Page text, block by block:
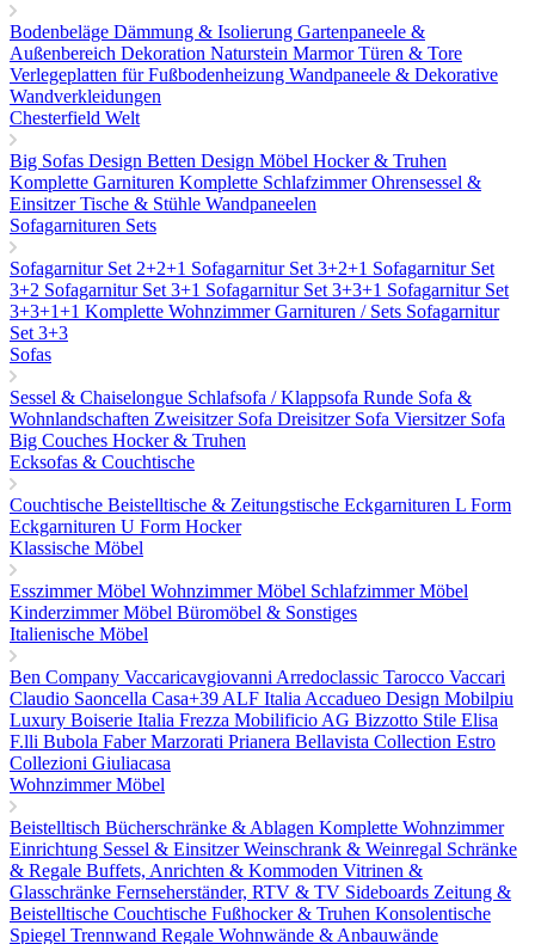
Bodenbeläge Dämmung & Isolierung Gartenpaneele &
Außenbereich Dekoration Naturstein MarmorTüren & Tore
Verlegeplatten für Fußbodenheizung Wandpaneele & Dekorative
Wandverkleidungen
Chesterfield Welt
Big Sofas Design Betten Design Möbel Hocker & Truhen
Komplette Garnituren Komplette SchlafzimmerOhrensessel &
EinsitzerTische & Stühle Wandpaneelen
Sofagarnituren Sets
Sofagarnitur Set 2+2+1 Sofagarnitur Set 3+2+1 Sofagarnitur Set
3+2 Sofagarnitur Set 3+1 Sofagarnitur Set 3+3+1 Sofagarnitur Set
3+3+1+1 Komplette Wohnzimmer Garnituren / Sets Sofagarnitur
Set 3+3
Sofas
Sessel & Chaiselongue Schlafsofa / Klappsofa Runde Sofa &
Wohnlandschaften Zweisitzer Sofa Dreisitzer Sofa Viersitzer Sofa
Big Couches Hocker & Truhen
Ecksofas & Couchtische
Couchtische Beistelltische & Zeitungstische Eckgarnituren L Form
Eckgarnituren U Form Hocker
Klassische Möbel
Esszimmer Möbel Wohnzimmer Möbel Schlafzimmer Möbel
Kinderzimmer Möbel Büromöbel & Sonstiges
Italienische Möbel
Ben Company Vaccaricavgiovanni Arredoclassic Tarocco Vaccari
Claudio Saoncella Casa+39 ALF Italia Accadueo Design Mobilpiu
Luxury Boiserie Italia Frezza Mobilificio AG Bizzotto Stile Elisa
F.lli Bubola FaberMarzorati Prianera Bellavista Collection Estro
Collezioni Giuliacasa
Wohnzimmer Möbel
Beistelltisch Bücherschränke & Ablagen Komplette Wohnzimmer
Einrichtung Sessel & EinsitzerWeinschrank & Weinregal Schränke
& Regale Buffets, Anrichten & Kommoden Vitrinen &
Glasschränke Fernseherständer, RTV & TV Sideboards Zeitung &
Beistelltische Couchtische Fußhocker & Truhen Konsolentische
Spiegel Trennwand Regale Wohnwände & Anbauwände